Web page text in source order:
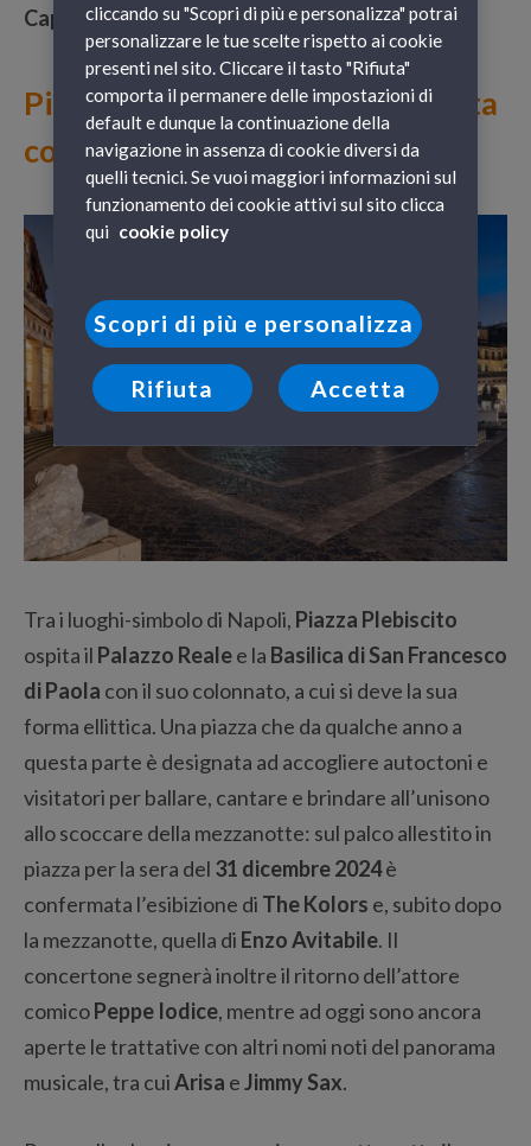
Capodanno 2024 a Napoli.
Piazza del Plebiscito: che la Festa
cominci!
Tra i luoghi-simbolo di Napoli, Piazza Plebiscito
ospita il Palazzo Realee la Basilica di San Francesco
di Paola con il suo colonnato, a cui si deve la sua
forma ellittica. Una piazza che da qualche anno a
questa parte è designata ad accogliere autoctoni e
visitatori per ballare, cantare e brindare all’unisono
allo scoccare della mezzanotte: sul palco allestito in
piazza per la sera del 31 dicembre 2024è
confermata l’esibizione di The Kolors e, subito dopo
la mezzanotte, quella di Enzo Avitabile. Il
concertone segnerà inoltre il ritorno dell’attore
comicoPeppe Iodice, mentre ad oggi sono ancora
aperte le trattative con altri nomi noti del panorama
musicale, tra cuiArisa eJimmy Sax.
cliccando su "Scopri di più e personalizza" potrai
personalizzare le tue scelte rispetto ai cookie
presenti nel sito. Cliccare il tasto "Rifiuta"
comporta il permanere delle impostazioni di
default e dunque la continuazione della
navigazione in assenza di cookie diversi da
quelli tecnici. Se vuoi maggiori informazioni sul
funzionamento dei cookie attivi sul sito clicca
qui cookie policy
Scopri di più e personalizza
Rifiuta Accetta